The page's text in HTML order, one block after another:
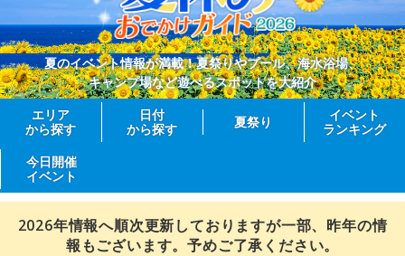
夏のイベント情報が満載！夏祭りやプール、海水浴場、
キャンプ場など遊べるスポットを大紹介
エリア
から探す
日付
から探す
夏祭り
イベント
ランキング
今日開催
イベント
2026年情報へ順次更新しておりますが一部、昨年の情
報もございます。予めご了承ください。